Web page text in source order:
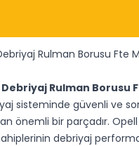
Rulman Borusu Fte
Rulman Borusu
sisteminde güvenli ve
önemli bir parçadır.
debriyaj